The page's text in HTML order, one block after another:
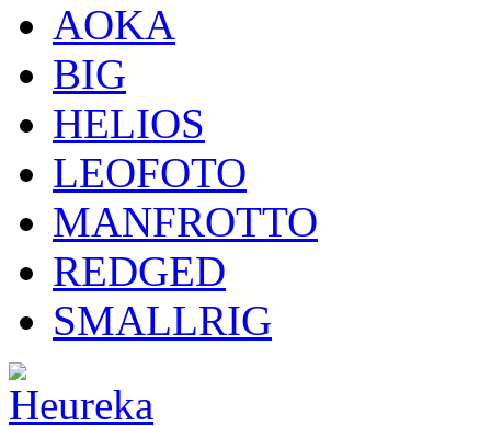
AOKA
BIG
HELIOS
LEOFOTO
MANFROTTO
REDGED
SMALLRIG